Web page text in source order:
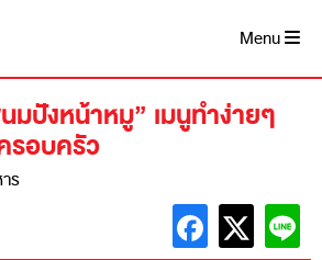
Menu
มปังหน้าหมู” เมนูทำง่ายๆ
รอบครัว
ร